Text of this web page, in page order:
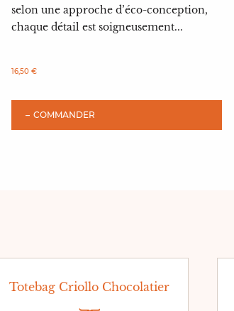
selon une approche d’éco-conception,
chaque détail est soigneusement...
16,50 €
COMMANDER
Totebag Criollo Chocolatier